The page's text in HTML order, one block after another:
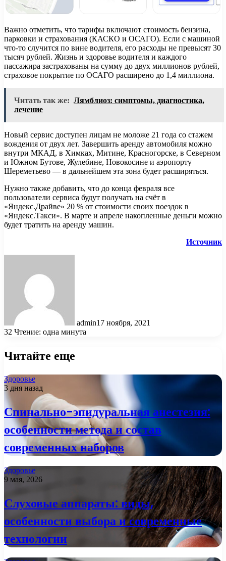
Важно отметить, что тарифы включают стоимость бензина,
парковки и страхования (КАСКО и ОСАГО). Если с машиной
что-то случится по вине водителя, его расходы не превысят 30
тысяч рублей. Жизнь и здоровье водителя и каждого
пассажира застрахованы на сумму до двух миллионов рублей,
страховое покрытие по ОСАГО расширено до 1,4 миллиона.
Читать так же: Лямблиоз: симптомы, диагностика,
лечение
Новый сервис доступен лицам не моложе 21 года со стажем
вождения от двух лет. Завершить аренду автомобиля можно
внутри МКАД, в Химках, Митине, Красногорске, в Северном
и Южном Бутове, Жулебине, Новокосине и аэропорту
Шереметьево — в дальнейшем эта зона будет расширяться.
Нужно также добавить, что до конца февраля все
пользователи сервиса будут получать на счёт в
«Яндекс.Драйве» 20 % от стоимости своих поездок в
«Яндекс.Такси». В марте и апреле накопленные деньги можно
будет тратить на аренду машин.
Источник
admin17 ноября, 2021
32 Чтение: одна минута
Читайте еще
Здоровье
3 дня назад
Спинально-эпидуральная анестезия:
особенности метода и состав
современных наборов
Здоровье
9 мая, 2026
Слуховые аппараты: виды,
особенности выбора и современные
технологии